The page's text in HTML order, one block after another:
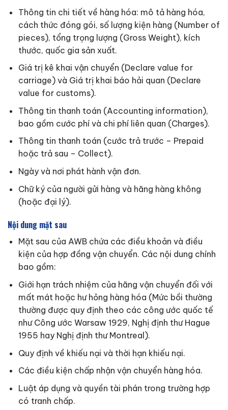
Thông tin chi tiết về hàng hóa: mô tả hàng hóa,
cách thức đóng gói, số lượng kiện hàng (Number of
pieces), tổng trọng lượng (Gross Weight), kích
thước, quốc gia sản xuất.
Giá trị kê khai vận chuyển (Declare value for
carriage) và Giá trị khai báo hải quan (Declare
value for customs).
Thông tin thanh toán (Accounting information),
bao gồm cước phí và chi phí liên quan (Charges).
Thông tin thanh toán (cước trả trước – Prepaid
hoặc trả sau – Collect).
Ngày và nơi phát hành vận đơn.
Chữ ký của người gửi hàng và hãng hàng không
(hoặc đại lý).
Nội dung mặt sau
Mặt sau của AWB chứa các điều khoản và điều
kiện của hợp đồng vận chuyển. Các nội dung chính
bao gồm:
Giới hạn trách nhiệm của hãng vận chuyển đối với
mất mát hoặc hư hỏng hàng hóa (Mức bồi thường
thường được quy định theo các công ước quốc tế
như Công ước Warsaw 1929, Nghị định thư Hague
1955 hay Nghị định thư Montreal).
Quy định về khiếu nại và thời hạn khiếu nại.
Các điều kiện chấp nhận vận chuyển hàng hóa.
Luật áp dụng và quyền tài phán trong trường hợp
có tranh chấp.